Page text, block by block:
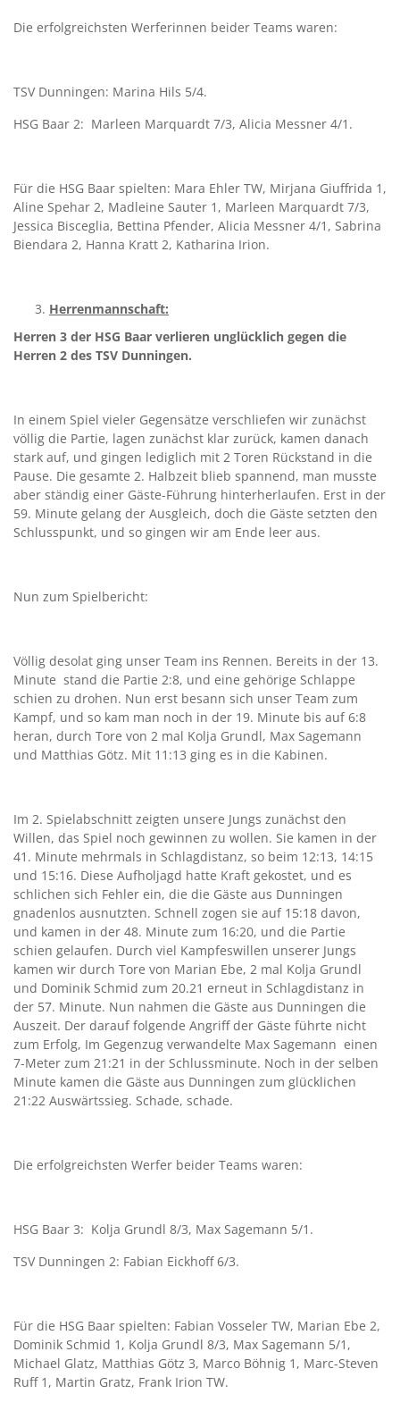
Die erfolgreichsten Werferinnen beider Teams waren:
TSV Dunningen: Marina Hils 5/4.
HSG Baar 2: Marleen Marquardt 7/3, Alicia Messner 4/1.
Für die HSG Baar spielten: Mara Ehler TW, Mirjana Giuffrida 1,
Aline Spehar 2, Madleine Sauter 1, Marleen Marquardt 7/3,
Jessica Bisceglia, Bettina Pfender, Alicia Messner 4/1, Sabrina
Biendara 2, Hanna Kratt 2, Katharina Irion.
Herrenmannschaft:
Herren 3 der HSG Baar verlieren unglücklich gegen die
Herren 2 des TSV Dunningen.
In einem Spiel vieler Gegensätze verschliefen wir zunächst
völlig die Partie, lagen zunächst klar zurück, kamen danach
stark auf, und gingen lediglich mit 2 Toren Rückstand in die
Pause. Die gesamte 2. Halbzeit blieb spannend, man musste
aber ständig einer Gäste-Führung hinterherlaufen. Erst in der
59. Minute gelang der Ausgleich, doch die Gäste setzten den
Schlusspunkt, und so gingen wir am Ende leer aus.
Nun zum Spielbericht:
Völlig desolat ging unser Team ins Rennen. Bereits in der 13.
Minute stand die Partie 2:8, und eine gehörige Schlappe
schien zu drohen. Nun erst besann sich unser Team zum
Kampf, und so kam man noch in der 19. Minute bis auf 6:8
heran, durch Tore von 2 mal Kolja Grundl, Max Sagemann
und Matthias Götz. Mit 11:13 ging es in die Kabinen.
Im 2. Spielabschnitt zeigten unsere Jungs zunächst den
Willen, das Spiel noch gewinnen zu wollen. Sie kamen in der
41. Minute mehrmals in Schlagdistanz, so beim 12:13, 14:15
und 15:16. Diese Aufholjagd hatte Kraft gekostet, und es
schlichen sich Fehler ein, die die Gäste aus Dunningen
gnadenlos ausnutzten. Schnell zogen sie auf 15:18 davon,
und kamen in der 48. Minute zum 16:20, und die Partie
schien gelaufen. Durch viel Kampfeswillen unserer Jungs
kamen wir durch Tore von Marian Ebe, 2 mal Kolja Grundl
und Dominik Schmid zum 20.21 erneut in Schlagdistanz in
der 57. Minute. Nun nahmen die Gäste aus Dunningen die
Auszeit. Der darauf folgende Angriff der Gäste führte nicht
zum Erfolg, Im Gegenzug verwandelte Max Sagemann einen
7-Meter zum 21:21 in der Schlussminute. Noch in der selben
Minute kamen die Gäste aus Dunningen zum glücklichen
21:22 Auswärtssieg. Schade, schade.
Die erfolgreichsten Werfer beider Teams waren:
HSG Baar 3: Kolja Grundl 8/3, Max Sagemann 5/1.
TSV Dunningen 2: Fabian Eickhoff 6/3.
Für die HSG Baar spielten: Fabian Vosseler TW, Marian Ebe 2,
Dominik Schmid 1, Kolja Grundl 8/3, Max Sagemann 5/1,
Michael Glatz, Matthias Götz 3, Marco Böhnig 1, Marc-Steven
Ruff 1, Martin Gratz, Frank Irion TW.